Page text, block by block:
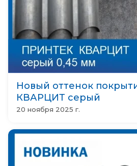
Новый оттенок
КВАРЦИТ серый
20 ноября 2025 г.